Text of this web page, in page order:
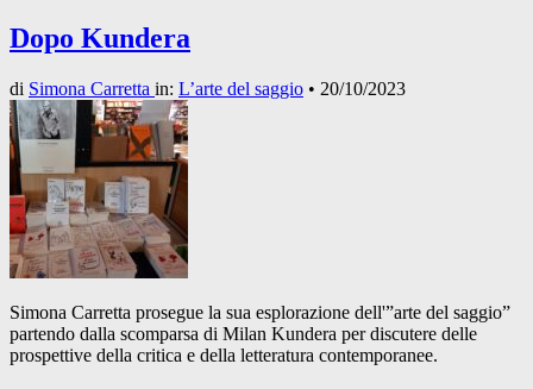
Dopo Kundera
di Simona Carretta in: L’arte del saggio • 20/10/2023
Simona Carretta prosegue la sua esplorazione dell'”arte del saggio”
partendo dalla scomparsa di Milan Kundera per discutere delle
prospettive della critica e della letteratura contemporanee.